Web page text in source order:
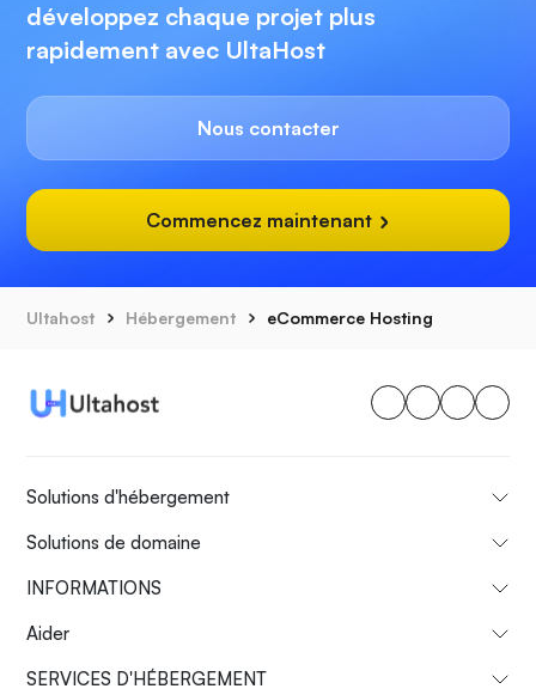
développez chaque projet plus
rapidement avec UltaHost
Nous contacter
Commencez maintenant
Ultahost Hébergement eCommerce Hosting
Solutions d'hébergement
Solutions de domaine
INFORMATIONS
Aider
SERVICES D'HÉBERGEMENT